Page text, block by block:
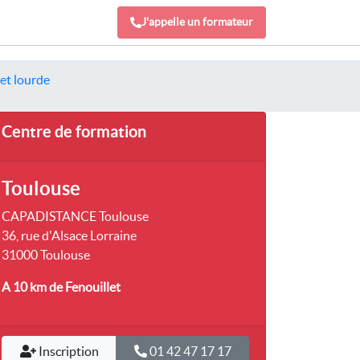
J'appelle un formateur
lourde
Centre de formation
Toulouse
CAPADISTANCE Toulouse
36, rue d'Alsace Lorraine
31000 Toulouse
A 10 kmde Fenouillet
Inscription 01 42 47 17 17